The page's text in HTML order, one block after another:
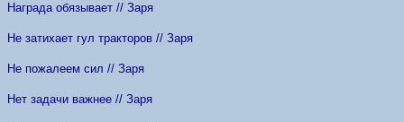
Награда обязывает // Заря
Не затихает гул тракторов // Заря
Не пожалеем сил // Заря
Нет задачи важнее // Заря